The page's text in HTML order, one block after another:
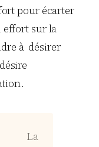
pour écarter
effort sur la
à désirer
La